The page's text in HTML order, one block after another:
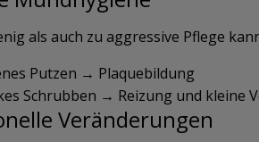
als auch zu aggressive Pflege
Putzen → Plaquebildung
Schrubben → Reizung und kleine
Veränderungen